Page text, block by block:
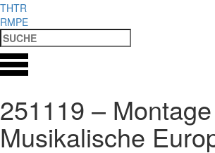
THTR
RMPE
251119 – Montage
Musikalische